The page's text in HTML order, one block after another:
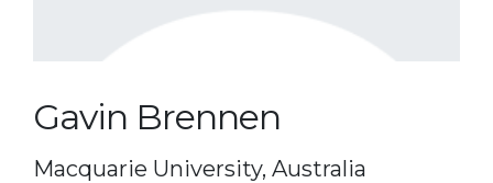
Gavin Brennen
Macquarie University, Australia